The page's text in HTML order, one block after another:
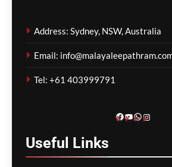
കോടതിയിലും
ജാമ്യരേഖകൾ
കീറിയെറിഞ്ഞ്
മെഹ്റു ഇസ്മായില്‍
Address: Sydney, NSW, Australia
Email:
Tel: +61 403999791
Facebook
YouTube
WhatsApp
Useful Links